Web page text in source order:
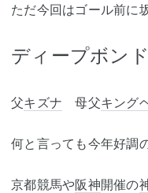
ただ今回はゴール前に
ディープボンド
父キズナ 母父キング
何と言っても今年好調
京都競馬や阪神開催の